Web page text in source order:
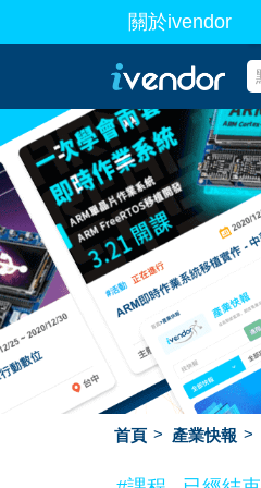
關於ivendor
首頁 產業快報